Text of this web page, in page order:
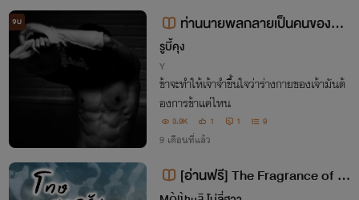
จบ
ท่านนายพลกลายเป็นคนของทั้ง
กองทัพ
รูบี้คุง
Y
ข้าจะทำให้เจ้าจำขึ้นใจว่าร่างกายของเจ้ามันต้
องการข้าแค่ไหน
3.9K 1 1 9
9 เดือนที่แล้ว
[อ่านฟรี] The Fragrance of M